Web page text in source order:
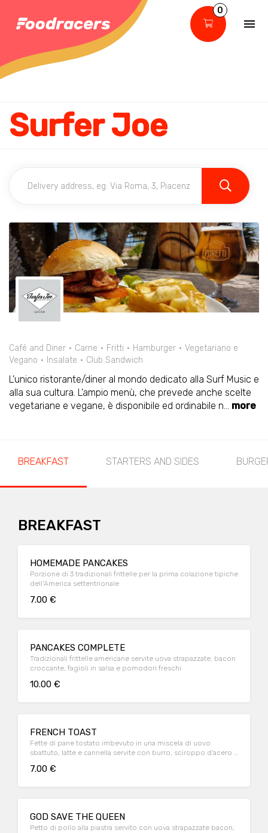
0
Surfer Joe
Café and Diner Carne Fritti Hamburger
Vegetariano e
Vegano
Insalate Club Sandwich
L'unico ristorante/diner al mondo dedicato alla Surf Music e
alla sua cultura. L’ampio menù, che prevede anche scelte
vegetariane e vegane, è disponibile ed ordinabile n... more
BREAKFAST STARTERS AND SIDES
BREAKFAST
HOMEMADE PANCAKES
Porzione di 3 tradizionali frittelle per la prima colazione tipiche
dell’America settentrionale
7.00 €
PANCAKES COMPLETE
Tradizionali frittelle americane servite uova strapazzate, bacon
croccante, fagioli in salsa e pomodori freschi
10.00 €
FRENCH TOAST
Fette di pane tostato imbevuto in una miscela di uovo
sbattuto, latte e cannella servite con burro, sciroppo d’acero e
7.00 €
GOD SAVE THE QUEEN
Petto di pollo alla piastra servito con uova strapazzate bacon,